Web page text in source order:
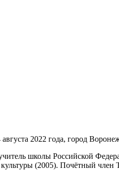
2022 года, город
школы Российской
(2005). Почётный